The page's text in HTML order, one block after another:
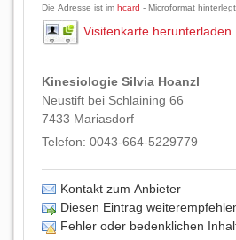
Die Adresse ist im hcard - Microformat hinterlegt.
Visitenkarte herunterladen
Kinesiologie Silvia Hoanzl
Neustift bei Schlaining 66
7433 Mariasdorf
Telefon: 0043-664-5229779
Kontakt zum Anbieter
Diesen Eintrag
Fehler oder bedenklichen